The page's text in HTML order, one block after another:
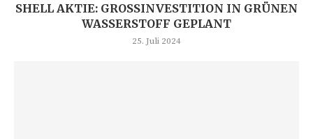
SHELL AKTIE: GROSSINVESTITION IN GRÜNEN W
ASSERSTOFF GEPLANT
25. Juli 2024